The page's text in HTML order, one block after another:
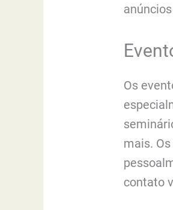
Os
mais.
contato